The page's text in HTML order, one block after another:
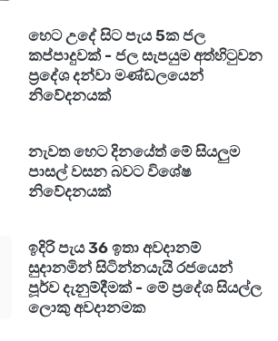
හෙට උදේ සිට පැය 5ක ජල
කප්පාදුවක් - ජල සැපයුම අත්හිටුවන
ප්‍රදේශ දන්වා මණ්ඩලයෙන්
නිවේදනයක්
නැවත හෙට දිනයේත් මේ සියලුම
පාසල් වසන බවට විශේෂ
නිවේදනයක්
ඉදිරි පැය 36 ඉතා අවදානම්
සුදානමින් සිටින්නයැයි රජයෙන්
පූර්ව දැනුම්දීමක් - මේ ප්‍රදේශ සියල්ල
ලොකු අවදානමක